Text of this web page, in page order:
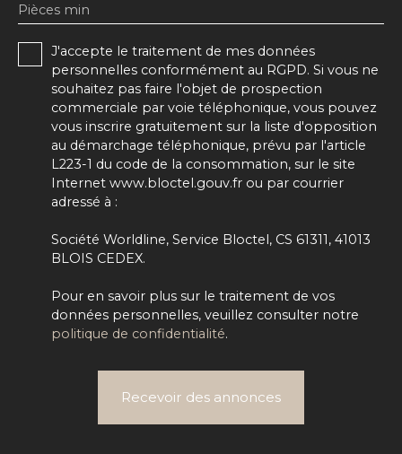
Pièces min
J'accepte le traitement de mes données
personnelles conformément au RGPD. Si vous ne
souhaitez pas faire l'objet de prospection
commerciale par voie téléphonique, vous pouvez
vous inscrire gratuitement sur la liste d'opposition
au démarchage téléphonique, prévu par l'article
L223-1 du code de la consommation, sur le site
Internet www.bloctel.gouv.fr ou par courrier
adressé à :
Société Worldline, Service Bloctel, CS 61311, 41013
BLOIS CEDEX.
Pour en savoir plus sur le traitement de vos
données personnelles, veuillez consulter notre
politique de confidentialité.
Recevoir des annonces